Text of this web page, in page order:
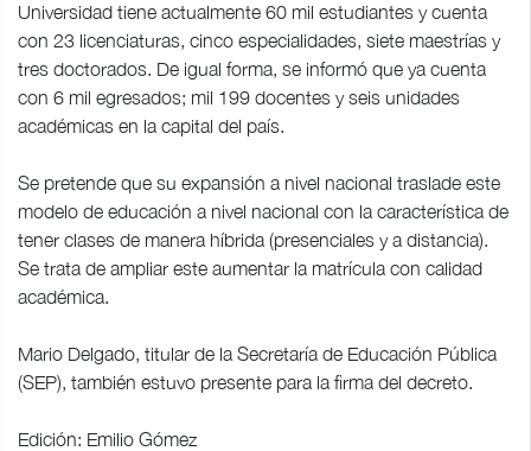
Universidad tiene actualmente 60 mil estudiantes y cuenta
con 23 licenciaturas, cinco especialidades, siete maestrías y
tres doctorados. De igual forma, se informó que ya cuenta
con 6 mil egresados; mil 199 docentes y seis unidades
académicas en la capital del país.
Se pretende que su expansión a nivel nacional traslade este
modelo de educación a nivel nacional con la característica de
tener clases de manera híbrida (presenciales y a distancia).
Se trata de ampliar este aumentar la matrícula con calidad
académica.
Mario Delgado, titular de la Secretaría de Educación Pública
(SEP), también estuvo presente para la firma del decreto.
Edición: Emilio Gómez